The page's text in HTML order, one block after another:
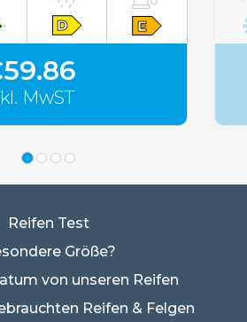
MwST
Reifen Test
Größe?
von unseren Reifen
Reifen & Felgen